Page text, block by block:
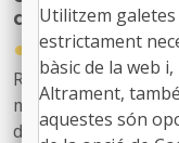
altres, les entitats
laborals temporals
de música d'alt
●
31/07/2026
Resolució CLT/
modifica la dotació
de subvencions, en
Utilitzem
estrictament
bàsic de la web
Altrament,
aquestes són